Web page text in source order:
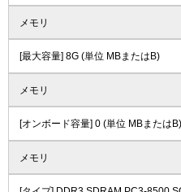
メモリ
[最大容量] 8G (単位 MBまたはB)
メモリ
[オンボード容量] 0 (単位 MBまたはB)
メモリ